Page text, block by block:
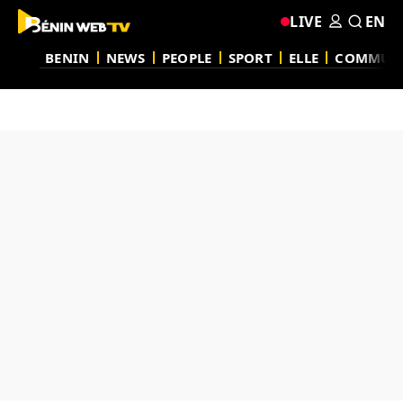
BENIN NEWS PEOPLE SPORT ELLE
LIVE EN